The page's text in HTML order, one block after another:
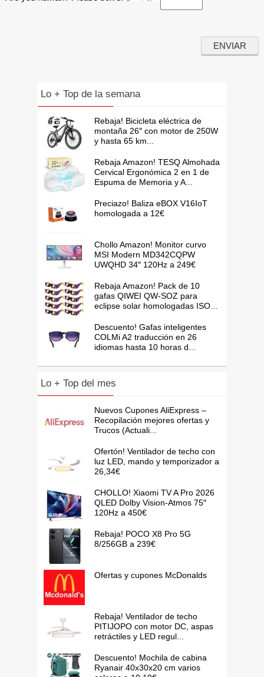
Lo + Top de la semana
Rebaja! Bicicleta eléctrica de
montaña 26″ con motor de 250W
y hasta 65 km...
Rebaja Amazon! TESQ Almohada
Cervical Ergonómica 2 en 1 de
Espuma de Memoria y A...
Preciazo! Baliza eBOX V16IoT
homologada a 12€
Chollo Amazon! Monitor curvo
MSI Modern MD342CQPW
UWQHD 34″ 120Hz a 249€
Rebaja Amazon! Pack de 10
gafas QIWEI QW-SOZ para
eclipse solar homologadas ISO...
Descuento! Gafas inteligentes
COLMi A2 traducción en 26
idiomas hasta 10 horas d...
Lo + Top del mes
Nuevos Cupones AliExpress –
Recopilación mejores ofertas y
Trucos (Actuali...
Ofertón! Ventilador de techo con
luz LED, mando y temporizador a
26,34€
CHOLLO! Xiaomi TV A Pro 2026
QLED Dolby Vision-Atmos 75″
120Hz a 450€
Rebaja! POCO X8 Pro 5G
8/256GB a 239€
Ofertas y cupones McDonalds
Rebaja! Ventilador de techo
PITIJOPO con motor DC, aspas
retráctiles y LED regul...
Descuento! Mochila de cabina
Ryanair 40x30x20 cm varios